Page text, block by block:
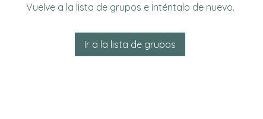
Vuelve a la lista de grupos e inténtalo de nuevo.
Ir a la lista de grupos